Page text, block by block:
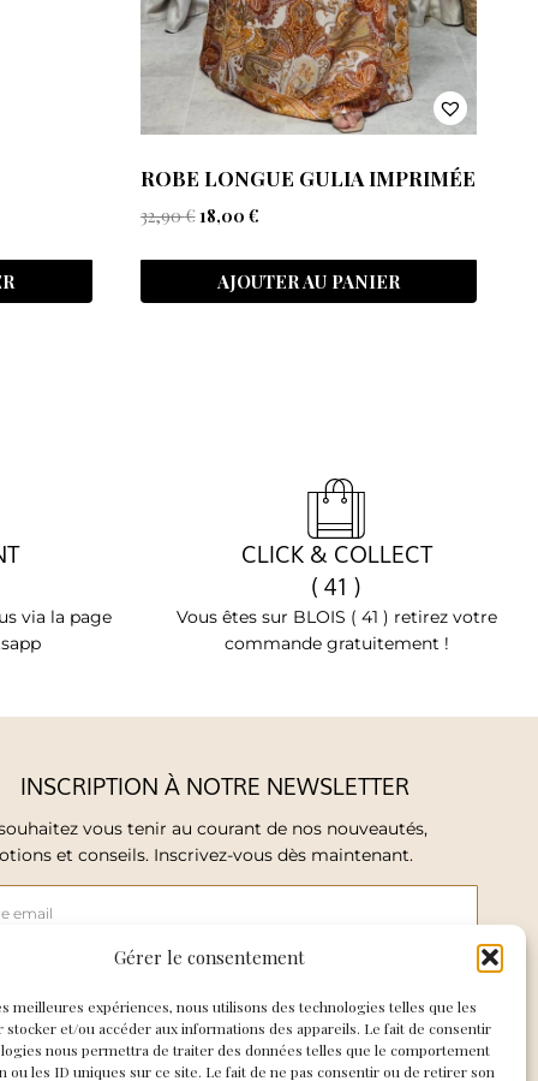
Gérer le consentement
meilleures expériences, nous utilisons des technologies telles que les
stocker et/ou accéder aux informations des appareils. Le fait de consentir
nous permettra de traiter des données telles que le comportement
ou les ID uniques sur ce site. Le fait de ne pas consentir ou de retirer son
ROBE LONGUE GULIA IMPRIMÉE
32,90€18,00 €
AJOUTER AU PANIER
via la page
CLICK & COLLECT
( 41 )
Vous êtes sur BLOIS ( 41 ) retirez votre
commande gratuitement !
INSCRIPTION À NOTRE NEWSLETTER
vous tenir au courant de nos nouveautés,
et conseils. Inscrivez-vous dès maintenant.
M'INSCRIS